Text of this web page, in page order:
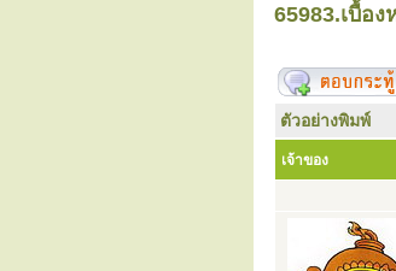
65983.เบื้อ
ตัวอย่างพิมพ์
เจ้าของ